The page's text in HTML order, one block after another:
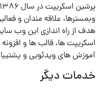
وبمسترها، علاقه مندان و
هدف از راه اندازی این وب
اسکریپت ها، قالب ها و
آموزش های ویدئویی و
خدمات دیگر